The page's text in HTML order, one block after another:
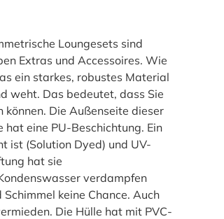
Loungesets sind
Extras und Accessoires. Wie
ein starkes, robustes Material
weht. Das bedeutet, dass Sie
können. Die Außenseite dieser
eine PU-Beschichtung. Ein
ist (Solution Dyed) und UV-
hat sie
verdampfen
keine Chance. Auch
Die Hülle hat mit PVC-